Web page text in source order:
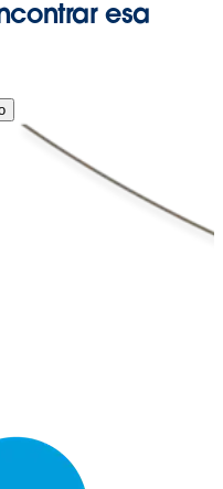
esa